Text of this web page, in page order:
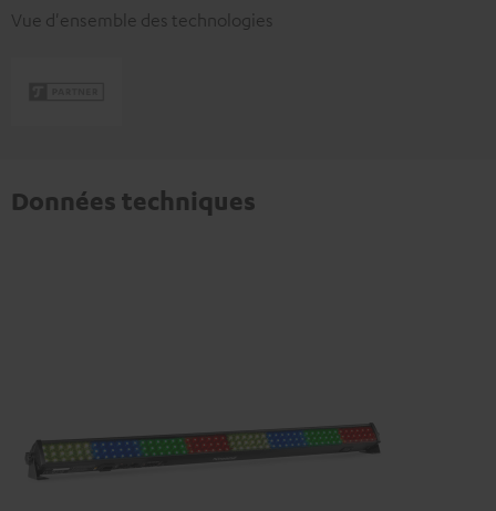
Vue d'ensemble des technologies
Données techniques